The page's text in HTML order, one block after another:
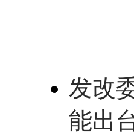
发改
能出